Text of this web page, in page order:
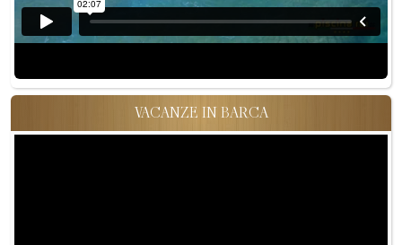
VACANZE IN BARCA